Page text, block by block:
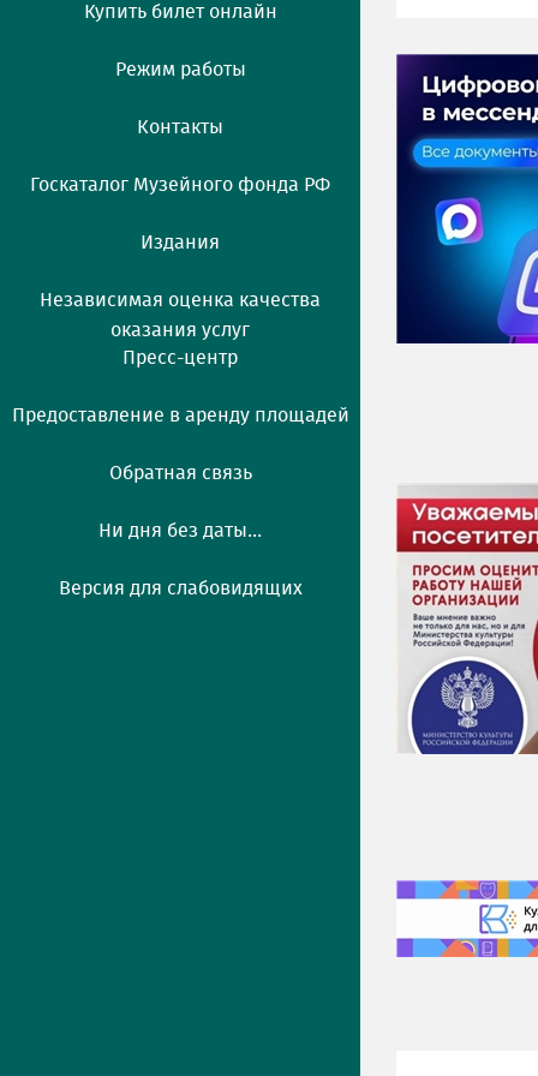
Купить билет онлайн
Режим работы
Контакты
Госкаталог Музейного фонда РФ
Издания
Независимая оценка качества
оказания услуг
Пресс-центр
Предоставление в аренду площадей
Обратная связь
Ни дня без даты...
Версия для слабовидящих